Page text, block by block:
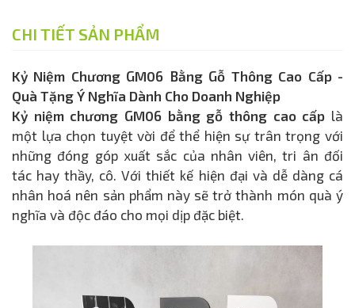
CHI TIẾT SẢN PHẨM
Kỷ Niệm Chương GM06 Bằng Gỗ Thông Cao Cấp -
Quà Tặng Ý Nghĩa Dành Cho Doanh Nghiệp
Kỷ niệm chương GM06 bằng gỗ thông cao cấp là
một lựa chọn tuyệt vời để thể hiện sự trân trọng với
những đóng góp xuất sắc của nhân viên, tri ân đối
tác hay thầy, cô. Với thiết kế hiện đại và dễ dàng cá
nhân hoá nên sản phẩm này sẽ trở thành món quà ý
nghĩa và độc đáo cho mọi dịp đặc biệt.